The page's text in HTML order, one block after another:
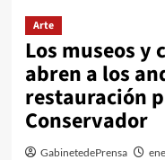
Arte
Los museos
abren a los
restauración
Conservador
GabinetedePrensa